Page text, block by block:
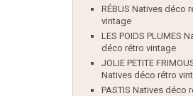
RÉBUS Natives déco
vintage
LES POIDS PLUMES
déco rétro vintage
JOLIE PETITE
Natives déco rétro
PASTIS Natives déco